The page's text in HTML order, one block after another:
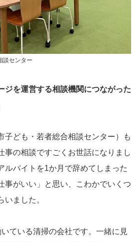
談センター
を運営する相談機関につながった
子ども・若者総合相談センター）も
事の相談ですごくお世話になりまし
ルバイトを1か月で辞めてしまった
事がいい」と思い、こわかでいくつ
いました。
ている清掃の会社です。一緒に見